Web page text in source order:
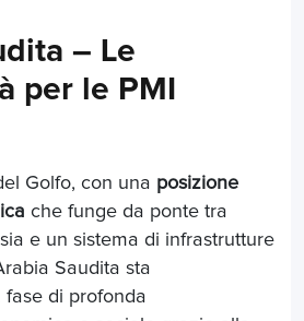
– Le
per le PMI
Golfo, con una posizione
che funge da ponte tra
e un sistema di infrastrutture
Saudita sta
fase di profonda